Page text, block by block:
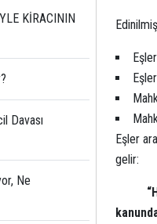
KİRACININ
Davası
Ne
Eşler
gelir: